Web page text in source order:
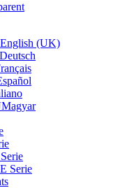
English (UK)
Deutsch
Magyar
Serie